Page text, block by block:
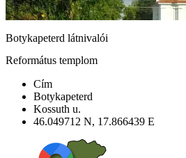
Botykapeterd látnivalói
Református templom
Cím
Botykapeterd
Kossuth u.
46.049712 N, 17.866439 E